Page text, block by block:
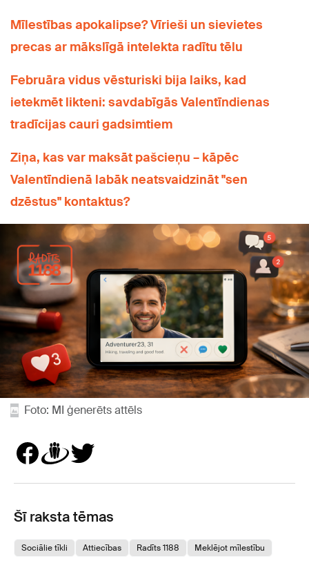
Mīlestības apokalipse? Vīrieši un sievietes
precas ar mākslīgā intelekta radītu tēlu
Februāra vidus vēsturiski bija laiks, kad
ietekmēt likteni: savdabīgās Valentīndienas
tradīcijas cauri gadsimtiem
Ziņa, kas var maksāt pašcieņu – kāpēc
Valentīndienā labāk neatsvaidzināt "sen
dzēstus" kontaktus?
Foto: MI ģenerēts attēls
Šī raksta tēmas
Sociālie tīkli Attiecības Radīts 1188 Meklējot mīlestību